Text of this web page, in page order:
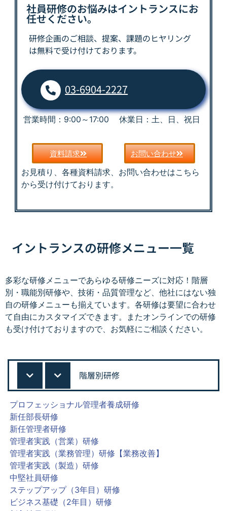
社員研修のお悩みはイントランスにお
任せください。
研修企画のご相談、提案、課題のヒヤリング
は無料で受け付けております。
03-6904-2227
営業時間：9:00～17:00 休業日：土、日、祝日
資料請求 お問い合わせ
お見積り、各種資料請求、お問い合わせはこちら
から受け付けております。
イントランスの研修メニュー一覧
多彩な研修メニューであらゆる研修ニーズに対応！階層
別・職能別研修や、技術・品質管理など、他社にはない独
自の研修メニューも揃えています。各研修は要望に合わせ
て自由にカスタマイズできます。またオンラインでの研修
も受け付けておりますので、お気軽にご相談ください。
階層別研修
プロフェッショナル管理者養成研修
新任部長研修
新任管理者研修
管理者実践（営業）研修
管理者実践（業務管理）研修【業務改善】
管理者実践（製造）研修
中堅社員研修
ステップアップ（3年目）研修
ビジネス基礎（2年目）研修